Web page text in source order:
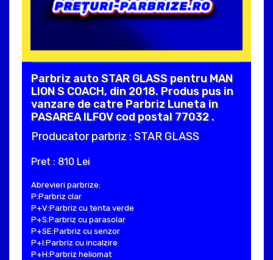
Parbriz auto STAR GLASS pentru MAN
LION S COACH, din 2018. Produs pus in
vanzare de catre Parbriz Luneta in
PASAREA ILFOV cod postal 77032 .
Producator parbriz : STAR GLASS
Pret : 810 Lei
Abrevieri parbrize:
P:Parbriz clar
P+V:Parbriz cu tenta verde
P+S:Parbriz cu parasolar
P+SE:Parbriz cu senzor
P+I:Parbriz cu incalzire
P+H:Parbriz heliomat